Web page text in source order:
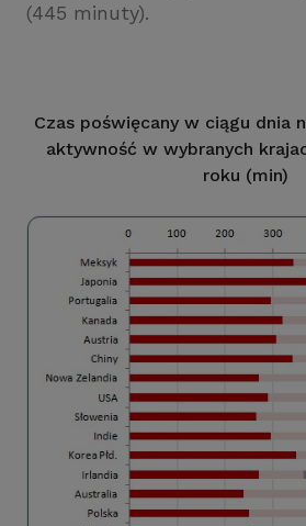
(445 minuty).
Czas poświęcany w ciągu dnia
aktywność w wybranych
roku (min)